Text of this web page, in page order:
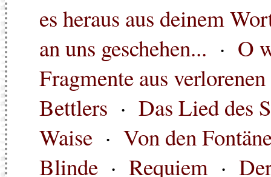
es heraus aus deinem
an uns geschehen... · O
Fragmente aus verlorenen
Bettlers · Das Lied des
Waise · Von den
Blinde · Requiem ·